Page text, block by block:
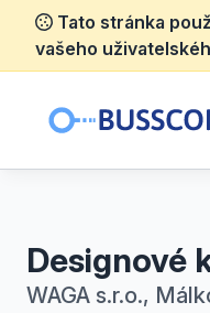
Tato stránka
vašeho
Designové
WAGA s.r.o.,